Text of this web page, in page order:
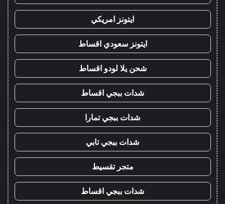
ايتونز امريكي
ايتونز سعودي اقساط
شحن يلا لودو اقساط
شدات ببجي اقساط
شدات ببجي تمارا
شدات ببجي تابي
متجر تقسيط
شدات ببجي اقساط